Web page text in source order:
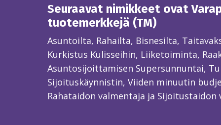
Seuraavat nimikkeet ovat
tuotemerkkejä (TM)
Asuntoilta, Rahailta, Bisnesilta,
Kurkistus Kulisseihin, Liiketoiminta,
Asuntosijoittamisen Supersunnuntai,
Sijoituskäynnistin, Viiden minuutin
Rahataidon valmentaja ja Sijoitustaidon